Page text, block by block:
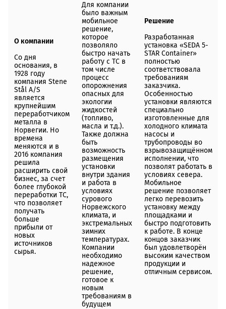
О компании
Со дня
основания, в
1928 году
компания Stene
Stål A/S
является
крупнейшим
переработчиком
металла в
Норвегии. Но
времена
меняются и в
2016 компания
решила
расширить свой
бизнес, за счет
более глубокой
переработки ТС,
что позволяет
получать
больше
прибыли от
новых
источников
сырья.
Для компании
было важным
мобильное
решение,
которое
позволяло
быстро начать
работу с ТС в
том числе
процесс
опорожнения
опасных для
экологии
жидкостей
(топливо,
масла и т.д.).
Также должна
быть
возможность
размещения
установки
внутри здания
и работа в
условиях
сурового
Норвежского
климата, и
экстремальных
зимних
температурах.
Компании
необходимо
надежное
решение,
готовое к
новым
требованиям в
будущем
Решение
Разработанная
установка «SEDA 5-
STAR Container»
полностью
соответствовала
требованиям
заказчика.
Особенностью
установки являются
специально
изготовленные для
холодного климата
насосы и
трубопроводы во
взрывозащищённом
исполнении, что
позволят работать в
условиях севера.
Мобильное
решение позволяет
легко перевозить
установку между
площадками и
быстро подготовить
к работе. В конце
концов заказчик
был удовлетворён
высоким качеством
продукции и
отличным сервисом.